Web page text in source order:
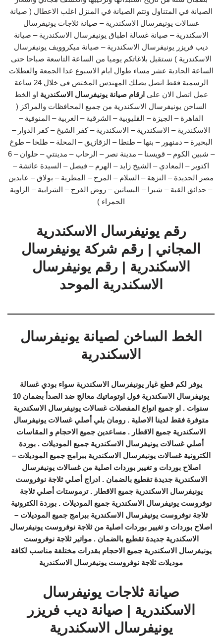
الصيانة في المتناول وتتم الصيانة في المنزل اغلب الاعطال ( صيانة
غسالات يونيفرسال الاسكندرية – صيانة ثلاجات يونيفرسال
الاسكندرية – صيانة غسالة اطباق يونيفرسال الاسكندرية – صيانة
ديب فريزر يونيفرسال الاسكندرية – صيانة ميكروويف يونيفرسال
الاسكندرية ) نستقبل بلاغاتكم يوميا من الساعة التاسعة صباحا حتى
الساعة الحادية عشر مساء طوال ايام الاسبوع عدا الجمعة والعطلات
الرسمية فقط اتصل يصلك المهندس المختص في خلال 24 ساعة
عمل اتصل الان على ارقام صيانة يونيفرسال الاسكندرية او الخط
الساخن يونيفرسال الاسكندرية من جميع المحافظات والمراكز (
القاهرة – الجيزة – القليوبية – الشرقية – الغربية – المنوفية –
الاسكندرية – الاسكندرية – الاسكندرية – كفر الشيخ – كفر الدوار –
البحيرة – دمنهور – بنها – طنطا – الزقازيق – المحلة – طلخا – طوخ
– شبين الكوم – قويسنا – مدينة نصر – الرحاب – مدينتي – حلوان – 6
اكتوبر – المعادي – الشيخ زايد – الهرم – فيصل – السيدة عائشة –
مصر الجديدة – النزهة – السلام – المرج – المطرية – بولاق – عابدين
– حدائق القبة – شبرا – البساتين – روض الفرج – الشرابية – الزاوية
الحمراء )
رقم يونيفرسال الاسكندرية
المجاني | رقم شركة يونيفرسال
الاسكندرية | رقم يونيفرسال
الاسكندرية الموحد
الخط الساخن لصيانة يونيفرسال
الاسكندرية
يوفر لكم قطع غيار يونيفرسال الاسكندرية سواء بودي غسالة
يونيفرسال الاسكندرية فول اوتوماتيك معالج ضد الصدأ بضمان 10
سنوات . او جميع انواع المفصلات غسالات يونيفرسال الاسكندرية
متوفرة فقط لدينا الاصلية . رومان بلي أصلي غسالات يونيفرسال
الاسكندرية جميع الاقطار . مساعدين جميع الاحجام و المقاسات
أصلي غسالات يونيفرسال الاسكندرية جميع الموديلات . بوردة
الكترونية غسالات يونيفرسال الاسكندرية ببرامج جميع الموديلات –
اصلاح بوردات و تغيير بوردات اصلية من غسالات يونيفرسال
الاسكندرية جديدة تقطيع بالضمان . ادراج أصلي ثلاجة نوفروست
يونيفرسال الاسكندرية جميع الاقطار . ترموستات أصلي ثلاجة
نوفروست يونيفرسال الاسكندرية جميع الموديلات . بوردة الكترونية
ثلاجة نوفروست يونيفرسال الاسكندرية ببرامج جميع الموديلات –
اصلاح بوردات و تغيير بوردات اصلية من ثلاجة نوفروست يونيفرسال
الاسكندرية جديدة تقطيع بالضمان . مواتير ثلاجة نوفروست
يونيفرسال الاسكندرية جميع الاحجام بقدرات مختلفة مناسب لكافة
موديلات ثلاجة نوفروست يونيفرسال الاسكندرية
صيانة ثلاجات يونيفرسال
الاسكندرية | صيانة ديب فريزر
يونيفرسال الاسكندرية